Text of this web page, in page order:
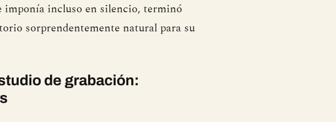
imponía incluso en silencio, terminó
sorprendentemente natural para su
de grabación: